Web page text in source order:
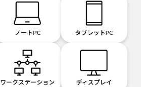
ノートPC タブレットPC
ワークステーション ディスプレイ